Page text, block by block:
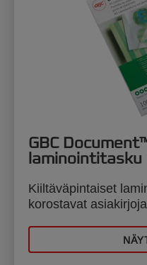
GBC
Kiiltäväpintaiset
korostavat